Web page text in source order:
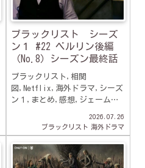
ブラックリスト シーズ
ン１ #22 ベルリン後編
（No.8）シーズン最終話
ブラックリスト,相関
図,Netflix,海外ドラマ,シーズ
ン１,まとめ,感想,ジェーム
後編(NO.8）,
2026.07.26
ブラックリスト 海外ドラマ